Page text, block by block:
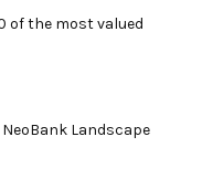
of the most valued
Landscape